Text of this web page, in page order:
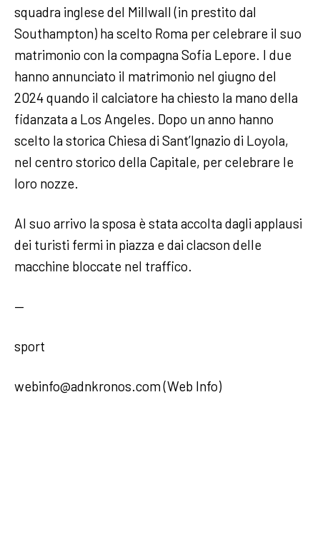
squadra inglese del Millwall (in prestito dal
Southampton) ha scelto Roma per celebrare il suo
matrimonio con la compagna Sofia Lepore. I due
hanno annunciato il matrimonio nel giugno del
2024 quando il calciatore ha chiesto la mano della
fidanzata a Los Angeles. Dopo un anno hanno
scelto la storica Chiesa di Sant’Ignazio di Loyola,
nel centro storico della Capitale, per celebrare le
loro nozze.
Al suo arrivo la sposa è stata accolta dagli applausi
dei turisti fermi in piazza e dai clacson delle
macchine bloccate nel traffico.
—
sport
webinfo@adnkronos.com (Web Info)